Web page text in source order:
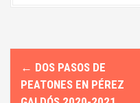
N← DOS PASOS DE
PEATONES EN PÉREZ